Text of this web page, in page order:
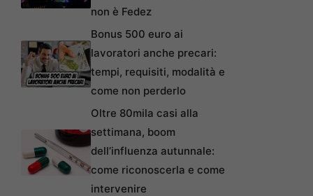
non è Fedez
Bonus 500 euro ai
lavoratori anche precari:
tempi, requisiti, modalità e
come non perderlo
Oltre 80mila casi alla
settimana, boom
dell’influenza autunnale:
come riconoscerla e come
intervenire